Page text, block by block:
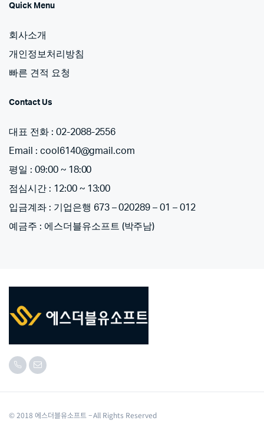
Quick Menu
회사소개
개인정보처리방침
빠른 견적 요청
Contact Us
대표 전화 : 02-2088-2556
Email : cool6140@gmail.com
평일 : 09:00 ~ 18:00
점심시간 : 12:00 ~ 13:00
입금계좌 : 기업은행 673 – 020289 – 01 – 012
예금주 : 에스더블유소프트 (박주남)
© 2018 에스더블유소프트 – All Rights Reserved